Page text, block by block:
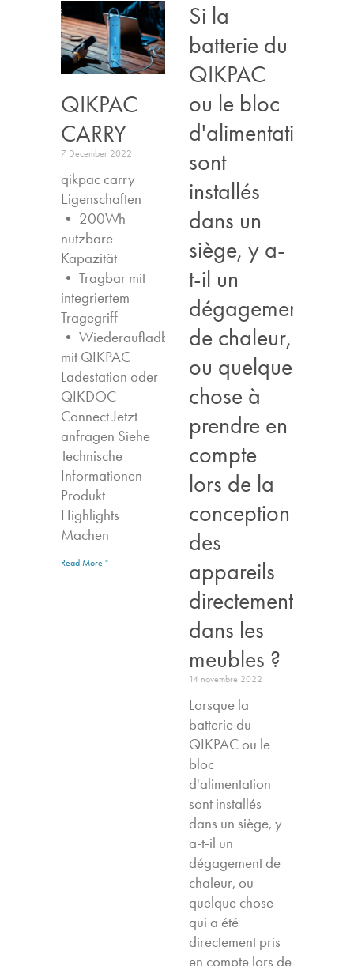
QIKPAC
CARRY
7 December 2022
qikpac carry
Eigenschaften ​
• 200Wh
nutzbare
Kapazität
• Tragbar mit
integriertem
Tragegriff
• Wiederaufladbar
mit QIKPAC
Ladestation oder
QIKDOC-
Connect Jetzt
anfragen​ Siehe
Technische
Informationen
Produkt
Highlights​
Machen
Read More "
Si la
batterie du
QIKPAC
ou le bloc
d'alimentation
sont
installés
dans un
siège, y a-
t-il un
dégagement
de chaleur,
ou quelque
chose à
prendre en
compte
lors de la
conception
des
appareils
directement
dans les
meubles ?
14 novembre 2022
Lorsque la
batterie du
QIKPAC ou le
bloc
d'alimentation
sont installés
dans un siège, y
a-t-il un
dégagement de
chaleur, ou
quelque chose
qui a été
directement pris
en compte lors de